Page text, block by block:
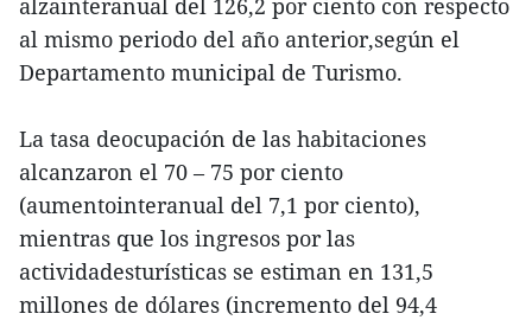
alzainteranual del 126,2 por ciento con respecto
al mismo periodo del año anterior,según el
Departamento municipal de Turismo.
La tasa deocupación de las habitaciones
alcanzaron el 70 – 75 por ciento
(aumentointeranual del 7,1 por ciento),
mientras que los ingresos por las
actividadesturísticas se estiman en 131,5
millones de dólares (incremento del 94,4